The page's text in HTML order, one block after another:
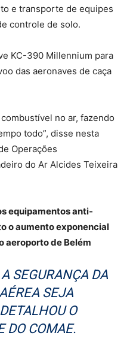
e transporte de equipes
controle de solo.
KC-390 Millennium para
das aeronaves de caça
no ar, fazendo
todo”, disse nesta
Operações
do Ar Alcides Teixeira
equipamentos anti-
o aumento exponencial
aeroporto de Belém
SEGURANÇA DA
SEJA
O
DO COMAE.